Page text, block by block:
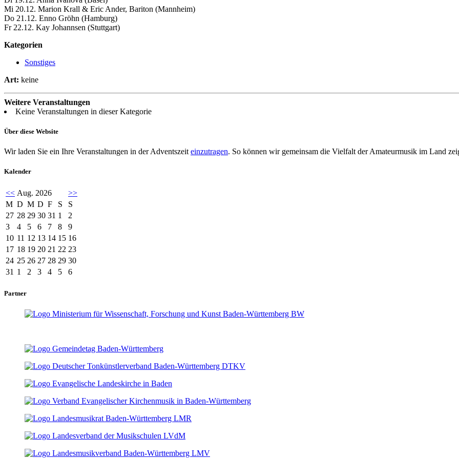
Mi 20.12. Marion Krall & Eric Ander, Bariton (Mannheim)
Do 21.12. Enno Gröhn (Hamburg)
Fr 22.12. Kay Johannsen (Stuttgart)
Kategorien
Sonstiges
Art: keine
Weitere Veranstaltungen
Keine Veranstaltungen in dieser Kategorie
Über diese Website
Wir laden Sie ein Ihre Veranstaltungen in der Adventszeit einzutragen. So können wir gemeinsam die Vielfalt der Amateurmusik im Land
Kalender
<< Aug. 2026
>>
M D M D F S
S
27 28 29 30 31 1
2
3
4 5 6 7 8
9
10 11 12 13 14 15 16
17 18 19 20 21 22 23
24 25 26 27 28 29 30
31 1 2 3 4 5 6
Partner